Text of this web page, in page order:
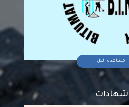
مشاهدة الكل
شهادات